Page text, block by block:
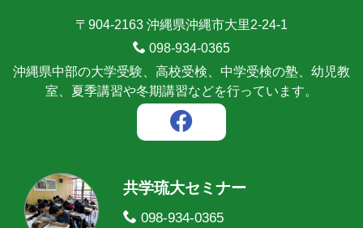
〒904-2163 沖縄県沖縄市大里2-24-1
098-934-0365
沖縄県中部の大学受験、高校受検、中学受検の塾、幼児教
室、夏季講習や冬期講習などを行っています。
共学琉大セミナー
098-934-0365